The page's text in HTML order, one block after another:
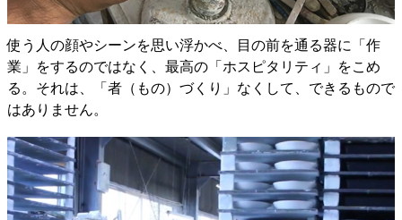
使う人の顔やシーンを思い浮かべ、目の前を通る器に「作
業」をするのではなく、最高の「ホスピタリティ」をこめ
る。それは、「者（もの）づくり」なくして、できるもので
はありません。